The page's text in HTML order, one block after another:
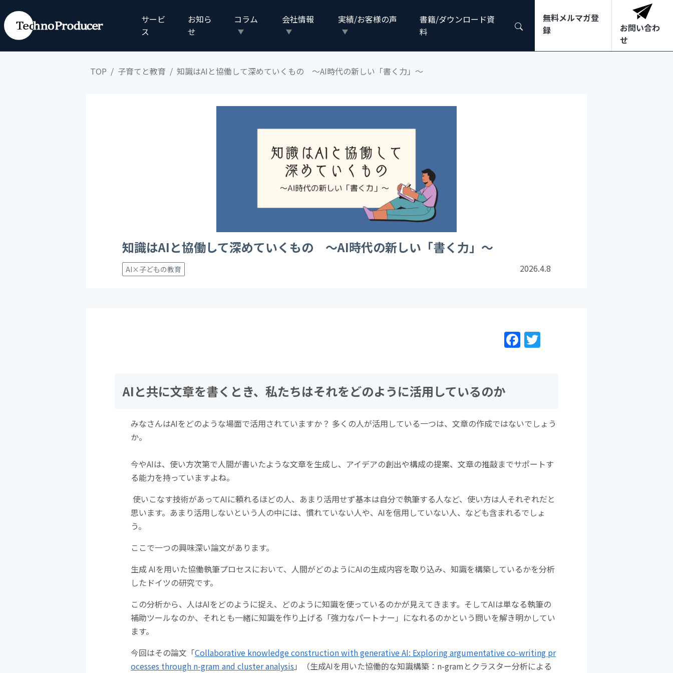
サービ
ス
お知ら
せ
コラム 会社情報 実績/お客様の声
書籍/ダウンロード資
料
無料メルマガ登
録
お問い合わ
せ
TOP 子育てと教育 知識はAIと協働して深めていくもの 〜AI時代の新しい「書く力」〜
知識はAIと協働して深めていくもの 〜AI時代の新しい「書く力」〜
AI×子どもの教育 2026.4.8
F
a
o
o
AIと共に文章を書くとき、私たちはそれをどのように活用しているのか
みなさんはAIをどのような場面で活用されていますか？ 多くの人が活用している一つは、文章の作成ではないでしょう
か。
今やAIは、使い方次第で人間が書いたような文章を生成し、アイデアの創出や構成の提案、文章の推敲までサポートす
る能力を持っていますよね。
使いこなす技術があってAIに頼れるほどの人、あまり活用せず基本は自分で執筆する人など、使い方は人それぞれだと
思います。あまり活用しないという人の中には、慣れていない人や、AIを信用していない人、なども含まれるでしょ
う。
ここで一つの興味深い論文があります。
生成 AIを用いた協働執筆プロセスにおいて、人間がどのようにAIの生成内容を取り込み、知識を構築しているかを分析
したドイツの研究です。
この分析から、人はAIをどのように捉え、どのように知識を使っているのかが見えてきます。そしてAIは単なる執筆の
補助ツールなのか、それとも一緒に知識を作り上げる「強力なパートナー」になれるのかという問いを解き明かしてい
ます。
今回はその論文「Collaborative knowledge construction with generative AI: Exploring argumentative co‑writing pr
ocesses through n‑gram and cluster analysis 」（生成AIを用いた協働的な知識構築：n-gramとクラスター分析による